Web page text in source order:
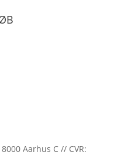
Aarhus C // CVR: